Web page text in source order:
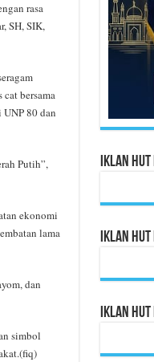
rasa
SH, SIK,
bersama
80 dan
Putih”,
ekonomi
lama
dan
simbol
Iklan
Iklan
Iklan